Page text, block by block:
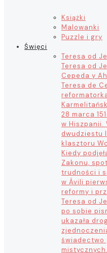
Książki
Malowanki
Puzzle i gry
Święci
Teresa od
Teresa od
Cepeda y
Teresa de
28 marca
w Hiszpanii.
dwudziestu
klasztoru
Kiedy
Zakonu,
trudności i
w Ávili
reformy i
Teresa od
po sobie
ukazała
świadectwo
mistycznych.